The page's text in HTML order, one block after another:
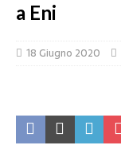
a Eni
18 Giugno 2020